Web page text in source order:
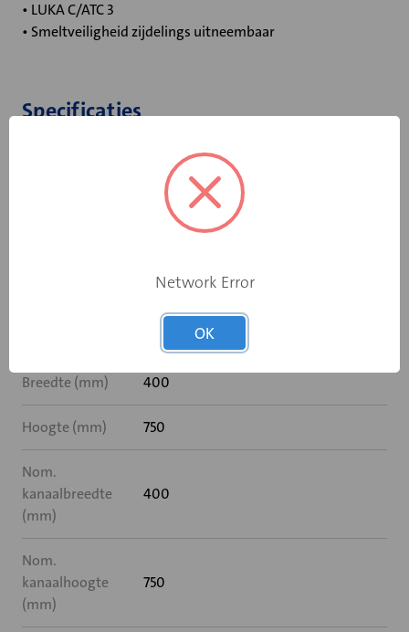
• LUKA C/ATC 3
• Smeltveiligheid zijdelings uitneembaar
Specificaties
Standaard smeltpatroon
Nee
Breedte (mm) 400
Hoogte (mm) 750
Nom.
kanaalbreedte
(mm)
400
Nom.
kanaalhoogte
(mm)
750
Network Error
OK